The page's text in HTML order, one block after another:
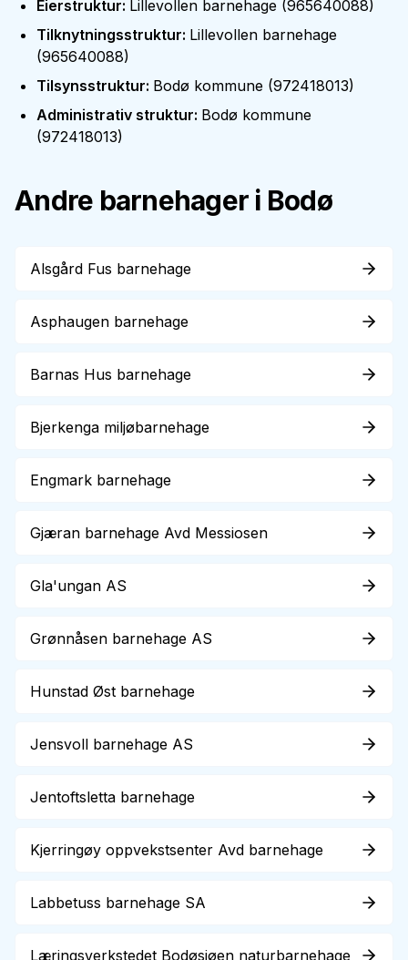
Eierstruktur: Lillevollen barnehage (965640088)
Tilknytningsstruktur: Lillevollen barnehage
(965640088)
Tilsynsstruktur: Bodø kommune (972418013)
Administrativ struktur: Bodø kommune
(972418013)
Andre barnehager i Bodø
Alsgård Fus barnehage
Asphaugen barnehage
Barnas Hus barnehage
Bjerkenga miljøbarnehage
Engmark barnehage
Gjæran barnehage Avd Messiosen
Gla'ungan AS
Grønnåsen barnehage AS
Hunstad Øst barnehage
Jensvoll barnehage AS
Jentoftsletta barnehage
Kjerringøy oppvekstsenter Avd barnehage
Labbetuss barnehage SA
Læringsverkstedet Bodøsjøen naturbarnehage